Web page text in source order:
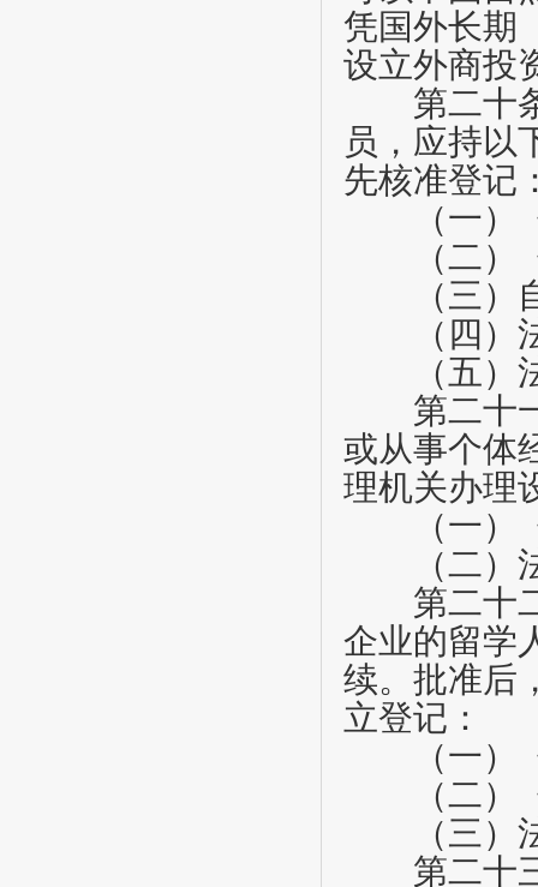
凭国外长期
设立外商投
第二十
员，应持以
先核准登记
（一）《
（二）《
（三）自
（四）法
（五）法
第二十
或从事个体
理机关办理
（一）《
（二）法
第二十
企业的留学
续。批准后
立登记：
（一）《
（二）《
（三）法
第二十